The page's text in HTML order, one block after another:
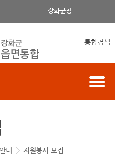
강화군청
통합검색
내 자원봉사 모집